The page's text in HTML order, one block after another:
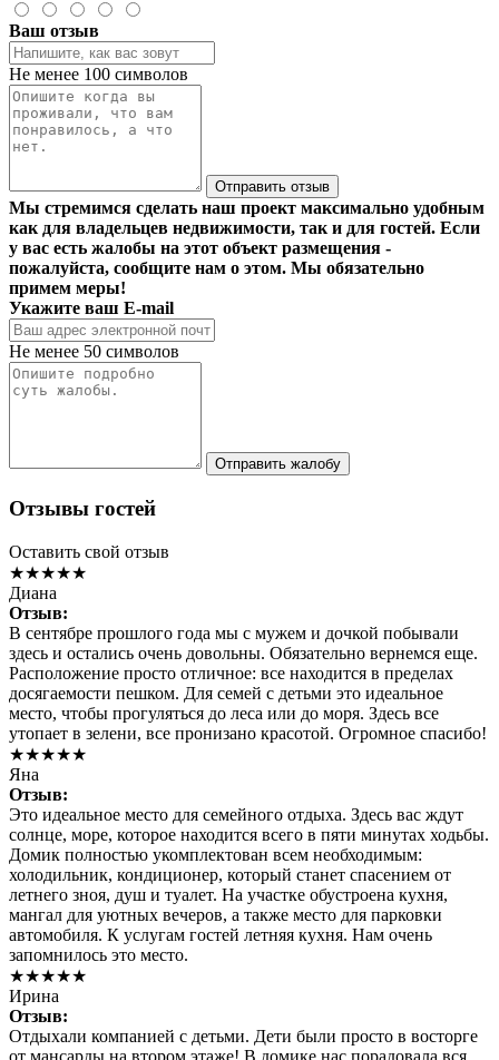
Ваш отзыв
Не менее 100 символов
Отправить отзыв
Мы стремимся сделать наш проект максимально удобным
как для владельцев недвижимости, так и для гостей. Если
у вас есть жалобы на этот объект размещения -
пожалуйста, сообщите нам о этом. Мы обязательно
примем меры!
Укажите ваш E-mail
Не менее 50 символов
Отправить жалобу
Отзывы гостей
Оставить свой отзыв
★★★★★
Диана
Отзыв:
В сентябре прошлого года мы с мужем и дочкой побывали
здесь и остались очень довольны. Обязательно вернемся еще.
Расположение просто отличное: все находится в пределах
досягаемости пешком. Для семей с детьми это идеальное
место, чтобы прогуляться до леса или до моря. Здесь все
утопает в зелени, все пронизано красотой. Огромное спасибо!
★★★★★
Яна
Отзыв:
Это идеальное место для семейного отдыха. Здесь вас ждут
солнце, море, которое находится всего в пяти минутах ходьбы.
Домик полностью укомплектован всем необходимым:
холодильник, кондиционер, который станет спасением от
летнего зноя, душ и туалет. На участке обустроена кухня,
мангал для уютных вечеров, а также место для парковки
автомобиля. К услугам гостей летняя кухня. Нам очень
запомнилось это место.
★★★★★
Ирина
Отзыв:
Отдыхали компанией с детьми. Дети были просто в восторге
от мансарды на втором этаже! В домике нас порадовала вся